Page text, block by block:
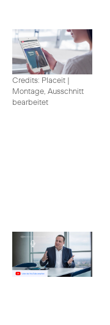
Credits: Placeit |
Montage, Ausschnitt
bearbeitet